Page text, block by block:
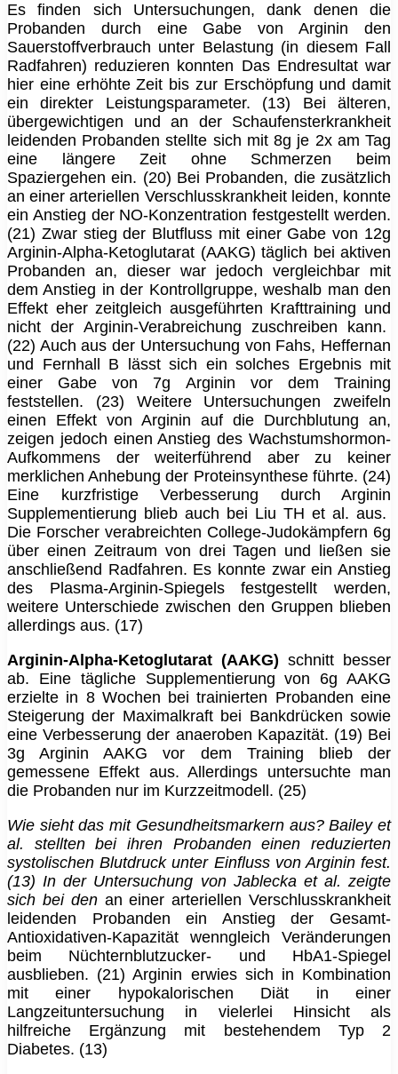
Es finden sich Untersuchungen, dank denen die
Probanden durch eine Gabe von Arginin den
Sauerstoffverbrauch unter Belastung (in diesem Fall
Radfahren) reduzieren konnten Das Endresultat war
hier eine erhöhte Zeit bis zur Erschöpfung und damit
ein direkter Leistungsparameter. (13) Bei älteren,
übergewichtigen und an der Schaufensterkrankheit
leidenden Probanden stellte sich mit 8g je 2x am Tag
eine längere Zeit ohne Schmerzen beim
Spaziergehen ein. (20) Bei Probanden, die zusätzlich
an einer arteriellen Verschlusskrankheit leiden, konnte
ein Anstieg der NO-Konzentration festgestellt werden.
(21) Zwar stieg der Blutfluss mit einer Gabe von 12g
Arginin-Alpha-Ketoglutarat (AAKG) täglich bei aktiven
Probanden an, dieser war jedoch vergleichbar mit
dem Anstieg in der Kontrollgruppe, weshalb man den
Effekt eher zeitgleich ausgeführten Krafttraining und
nicht der Arginin-Verabreichung zuschreiben kann.
(22) Auch aus der Untersuchung von Fahs, Heffernan
und Fernhall B lässt sich ein solches Ergebnis mit
einer Gabe von 7g Arginin vor dem Training
feststellen. (23) Weitere Untersuchungen zweifeln
einen Effekt von Arginin auf die Durchblutung an,
zeigen jedoch einen Anstieg des Wachstumshormon-
Aufkommens der weiterführend aber zu keiner
merklichen Anhebung der Proteinsynthese führte. (24)
Eine kurzfristige Verbesserung durch Arginin
Supplementierung blieb auch bei Liu TH et al. aus.
Die Forscher verabreichten College-Judokämpfern 6g
über einen Zeitraum von drei Tagen und ließen sie
anschließend Radfahren. Es konnte zwar ein Anstieg
des Plasma-Arginin-Spiegels festgestellt werden,
weitere Unterschiede zwischen den Gruppen blieben
allerdings aus. (17)
Arginin-Alpha-Ketoglutarat (AAKG) schnitt besser
ab. Eine tägliche Supplementierung von 6g AAKG
erzielte in 8 Wochen bei trainierten Probanden eine
Steigerung der Maximalkraft bei Bankdrücken sowie
eine Verbesserung der anaeroben Kapazität. (19) Bei
3g Arginin AAKG vor dem Training blieb der
gemessene Effekt aus. Allerdings untersuchte man
die Probanden nur im Kurzzeitmodell. (25)
Wie sieht das mit Gesundheitsmarkern aus? Bailey et
al. stellten bei ihren Probanden einen reduzierten
systolischen Blutdruck unter Einfluss von Arginin fest.
(13) In der Untersuchung von Jablecka et al. zeigte
sich bei den an einer arteriellen Verschlusskrankheit
leidenden Probanden ein Anstieg der Gesamt-
Antioxidativen-Kapazität wenngleich Veränderungen
beim Nüchternblutzucker- und HbA1-Spiegel
ausblieben. (21) Arginin erwies sich in Kombination
mit einer hypokalorischen Diät in einer
Langzeituntersuchung in vielerlei Hinsicht als
hilfreiche Ergänzung mit bestehendem Typ 2
Diabetes. (13)